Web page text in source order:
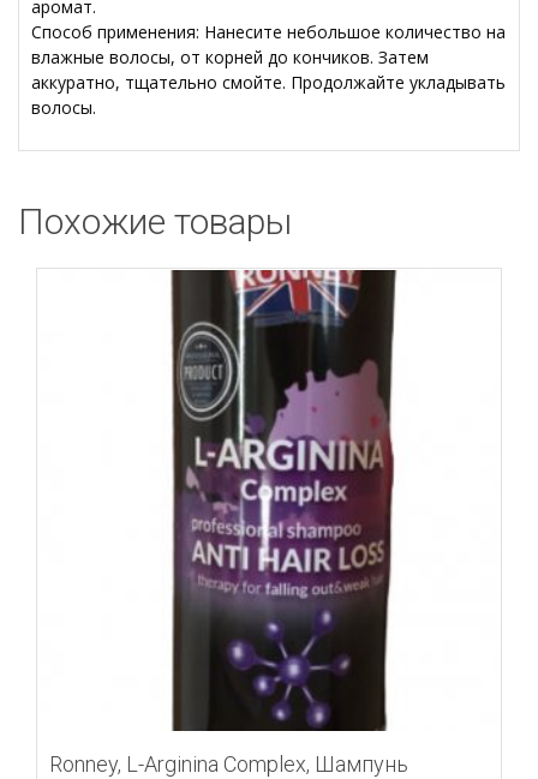
аромат.
Способ применения: Нанесите небольшое количество на
влажные волосы, от корней до кончиков. Затем
аккуратно, тщательно смойте. Продолжайте укладывать
волосы.
Похожие товары
Ronney, L-Arginina Complex, Шампунь